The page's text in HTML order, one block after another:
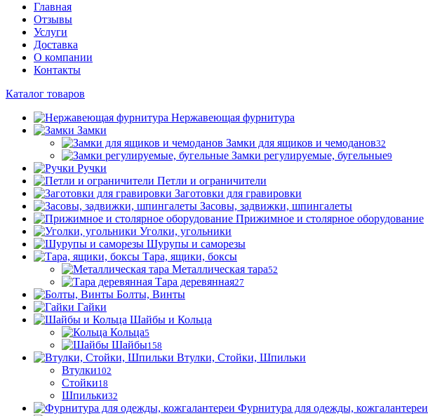
Главная
Отзывы
Услуги
Доставка
О компании
Контакты
Каталог товаров
Нержавеющая фурнитура
Замки
Замки для ящиков и чемоданов32
Замки регулируемые, бугельные9
Ручки
Петли и ограничители
Заготовки для гравировки
Засовы, задвижки, шпингалеты
Прижимное и столярное оборудование
Уголки, угольники
Шурупы и саморезы
Тара, ящики, боксы
Металлическая тара52
Тара деревянная27
Болты, Винты
Гайки
Шайбы и Кольца
Кольца5
Шайбы158
Втулки, Стойки, Шпильки
Втулки102
Стойки18
Шпильки32
Фурнитура для одежды, кожгалантереи